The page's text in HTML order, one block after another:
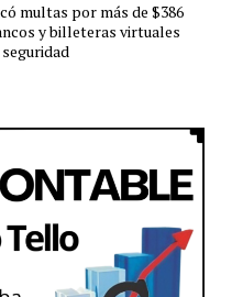
multas por más de $386
y billeteras virtuales